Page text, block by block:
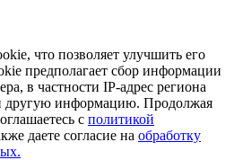
что позволяет улучшить его
предполагает сбор информации
в частности IP-адрес региона
другую информацию. Продолжая
с политикой
даете согласие на обработку